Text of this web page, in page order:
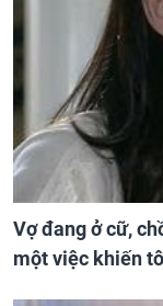
Vợ đang ở cữ,
một việc khiến